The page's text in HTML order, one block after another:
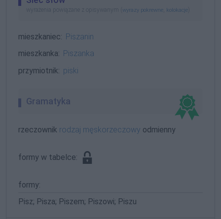
wyrażenia powiązane z opisywanym ( wyrazy pokrewne kolokacje
mieszkaniec: Piszanin
mieszkanka: Piszanka
przymiotnik: piski
Gramatyka
rzeczownik rodzaj męskorzeczowy odmienny
formy w tabelce:
formy:
Pisz; Pisza; Piszem; Piszowi; Piszu